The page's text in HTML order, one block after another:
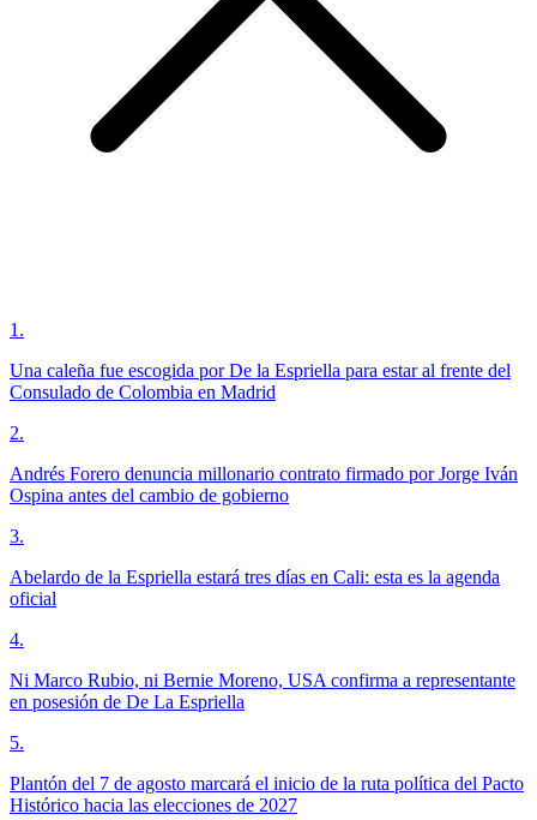
1 .
Una caleña fue escogida por De la Espriella para estar al frente del
Consulado de Colombia en Madrid
2.
Andrés Forero denuncia millonario contrato firmado por Jorge Iván
Ospina antes del cambio de gobierno
3.
Abelardo de la Espriella estará tres días en Cali: esta es la agenda
oficial
4.
Ni Marco Rubio, ni Bernie Moreno, USA confirma a representante
en posesión de De La Espriella
5.
Plantón del 7 de agosto marcará el inicio de la ruta política del Pacto
Histórico hacia las elecciones de 2027